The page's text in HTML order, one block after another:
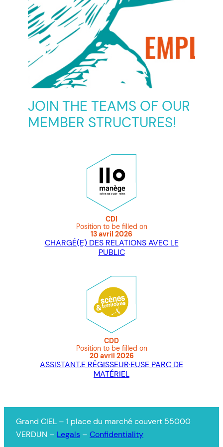
JOIN THE TEAMS OF OUR
MEMBER STRUCTURES!
CDI
Position to be filled on
13 avril 2026
CHARGÉ(E) DES RELATIONS AVEC LE
PUBLIC
CDD
Position to be filled on
20 avril 2026
ASSISTANT.E RÉGISSEUR·EUSE PARC DE
MATÉRIEL
Grand CIEL – 1 place du marché couvert 55000
VERDUN – Legals – Confidentiality